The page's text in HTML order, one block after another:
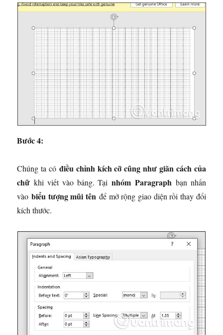
Bước 4:
Chúng ta có điều chỉnh kích cỡ cũng như giãn cách của
chữkhi viết vào bảng. Tạinhóm Paragraph bạn nhấn
vàobiểu tượng mũi tên để mở rộng giao diện rồi thay đổi
kích thước.